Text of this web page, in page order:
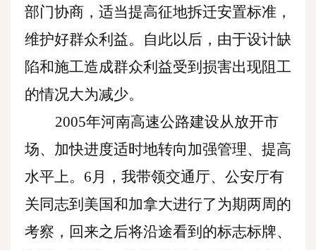
部门协商，适当提高征地拆迁安置标准，
维护好群众利益。自此以后，由于设计缺
陷和施工造成群众利益受到损害出现阻工
的情况大为减少。
2005年河南高速公路建设从放开市
场、加快进度适时地转向加强管理、提高
水平上。6月，我带领交通厅、公安厅有
关同志到美国和加拿大进行了为期两周的
考察，回来之后将沿途看到的标志标牌、